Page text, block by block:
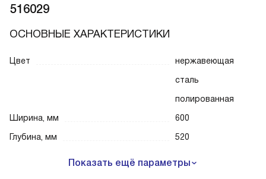
516029
ОСНОВНЫЕ ХАРАКТЕРИСТИКИ
Цвет
нержавеющая
сталь
полированная
Ширина, мм
600
Глубина, мм
520
Показать ещё параметры